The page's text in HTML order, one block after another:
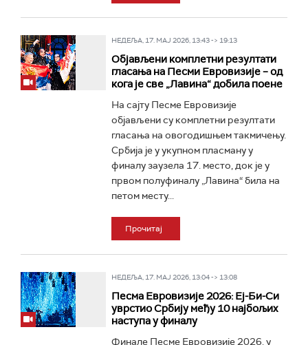
НЕДЕЉА, 17. МАЈ 2026, 13:43 -> 19:13
Објављени комплетни резултати
гласања на Песми Евровизије – од
кога је све „Лавина“ добила поене
На сајту Песме Евровизије
објављени су комплетни резултати
гласања на овогодишњем такмичењу.
Србија је у укупном пласману у
финалу заузела 17. место, док је у
првом полуфиналу „Лавина“ била на
петом месту...
Прочитај
НЕДЕЉА, 17. МАЈ 2026, 13:04 -> 13:08
Песма Евровизије 2026: Еј-Би-Си
уврстио Србију међу 10 најбољих
наступа у финалу
Финале Песме Евровизије 2026. у